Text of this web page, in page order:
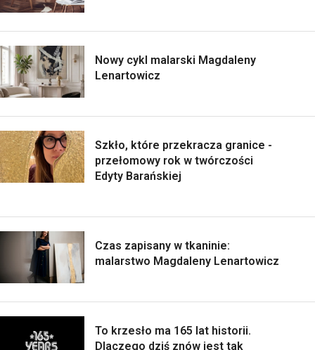
Nowy cykl malarski Magdaleny
Lenartowicz
Szkło, które przekracza granice -
przełomowy rok w twórczości
Edyty Barańskiej
Czas zapisany w tkaninie:
malarstwo Magdaleny Lenartowicz
To krzesło ma 165 lat historii.
Dlaczego dziś znów jest tak